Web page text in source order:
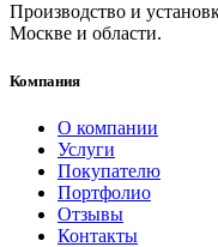
Производство и
Москве и области.
Компания
О компании
Услуги
Покупателю
Портфолио
Отзывы
Контакты